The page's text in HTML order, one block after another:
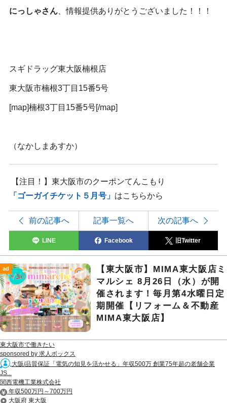
にっしゃさん、情報提供ありがとうございました！！！
スギドラッグ東大阪楠根店
東大阪市楠根3丁目15番5号
[map]楠根3丁目15番5号[/map]
（なかしまあすか）
【注目！】東大阪市のクーポンてんこもり
「ゴーガイチケット５月号」 はこちらから
前の記事へ 記事一覧へ 次の記事へ
LINE Facebook 旧Twitter
ad
【東大阪市】MIMA東大阪店ミ
マルシェ 8月26日（水）が開
催されます！毎月第4水曜日定
期開催【リフォーム＆不動産
MIMA東大阪店】
東大阪市で働きたい
sponsored by 求人ボックス
大阪/品質保証「電気の知見を活かせる」年収500万 創業75年超の老舗企業
JS...
関西電機工業株式会社
年収500万円～700万円
大阪府 東大阪